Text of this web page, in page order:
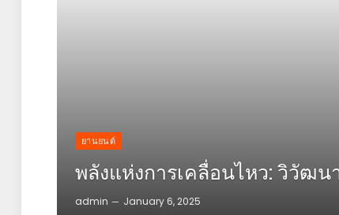
ยานยนต์
พลังแห่งการเคลื่อนไหว: วิวัฒ
admin January 6, 2025